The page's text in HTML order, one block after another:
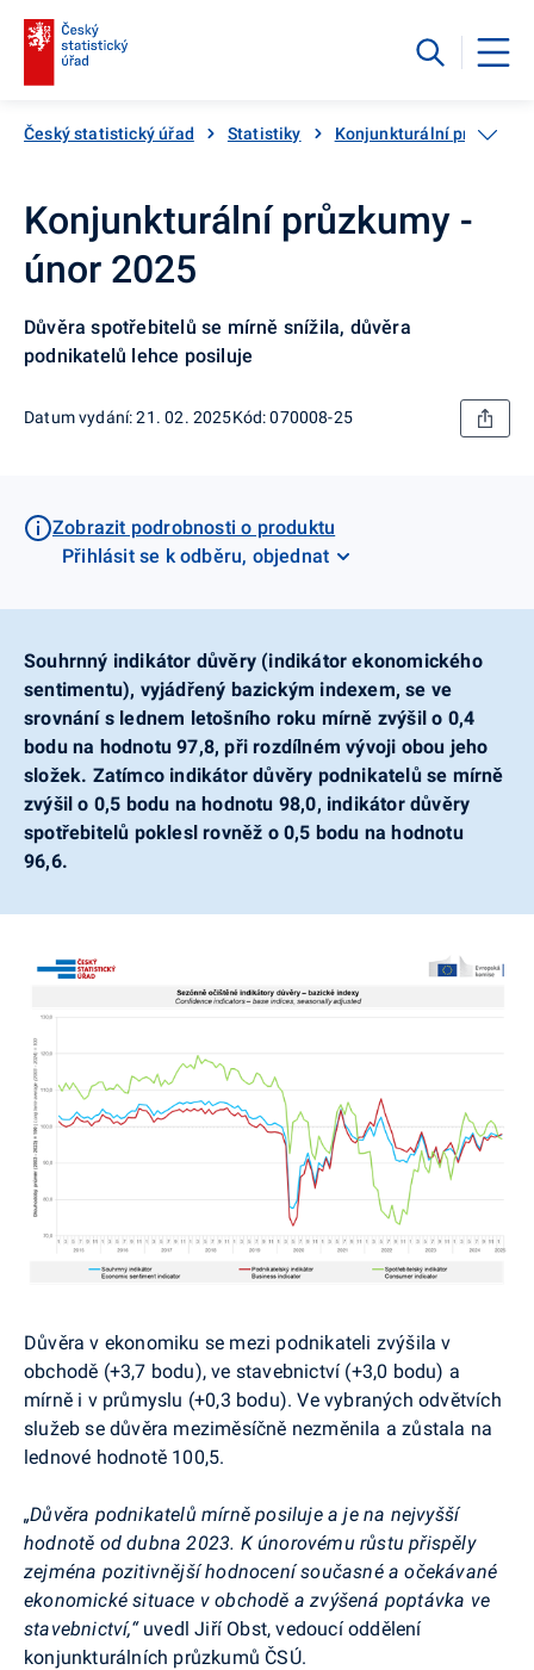
Český statistický úřad Statistiky Konjunkturální průzkumy
Konjunkturální průzkumy -
únor 2025
Důvěra spotřebitelů se mírně snížila, důvěra
podnikatelů lehce posiluje
Datum vydání: 21. 02. 2025Kód: 070008-25
Zobrazit podrobnosti o produktu
Přihlásit se k odběru, objednat
Souhrnný indikátor důvěry (indikátor ekonomického
sentimentu), vyjádřený bazickým indexem, se ve
srovnání s lednem letošního roku mírně zvýšil o 0,4
bodu na hodnotu 97,8, při rozdílném vývoji obou jeho
složek. Zatímco indikátor důvěry podnikatelů se mírně
zvýšil o 0,5 bodu na hodnotu 98,0, indikátor důvěry
spotřebitelů poklesl rovněž o 0,5 bodu na hodnotu
96,6.
Důvěra v ekonomiku se mezi podnikateli zvýšila v
obchodě (+3,7 bodu), ve stavebnictví (+3,0 bodu) a
mírně i v průmyslu (+0,3 bodu). Ve vybraných odvětvích
služeb se důvěra meziměsíčně nezměnila a zůstala na
lednové hodnotě 100,5.
„Důvěra podnikatelů mírně posiluje a je na nejvyšší
hodnotě od dubna 2023. K únorovému růstu přispěly
zejména pozitivnější hodnocení současné a očekávané
ekonomické situace v obchodě a zvýšená poptávka ve
stavebnictví,“ uvedl Jiří Obst, vedoucí oddělení
konjunkturálních průzkumů ČSÚ.